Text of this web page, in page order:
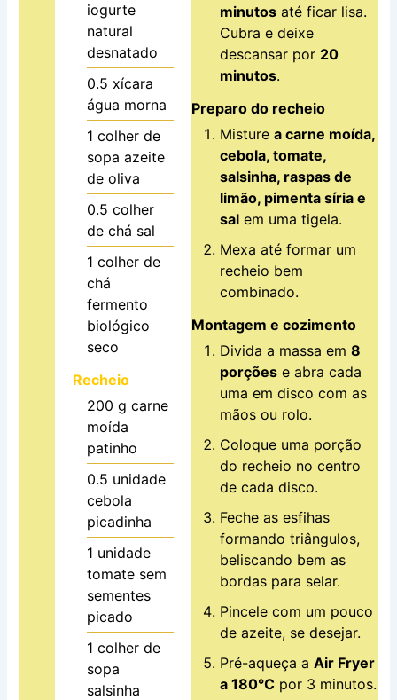
iogurte
natural
desnatado
0.5 xícara
água morna
1 colher de
sopa azeite
de oliva
0.5 colher
de chá sal
1 colher de
chá
fermento
biológico
seco
Recheio
200 g carne
moída
patinho
0.5 unidade
cebola
picadinha
1 unidade
tomate sem
sementes
picado
1 colher de
sopa
salsinha
minutos até ficar lisa.
Cubra e deixe
descansar por 20
minutos.
Preparo do recheio
Misturea carne moída,
cebola, tomate,
salsinha, raspas de
limão, pimenta síria e
sal em uma tigela.
Mexa até formar um
recheio bem
combinado.
Montagem e cozimento
Divida a massa em8
porções e abra cada
uma em disco com as
mãos ou rolo.
Coloque uma porção
do recheio no centro
de cada disco.
Feche as esfihas
formando triângulos,
beliscando bem as
bordas para selar.
Pincele com um pouco
de azeite, se desejar.
Pré-aqueça aAir Fryer
a 180°C por 3 minutos.